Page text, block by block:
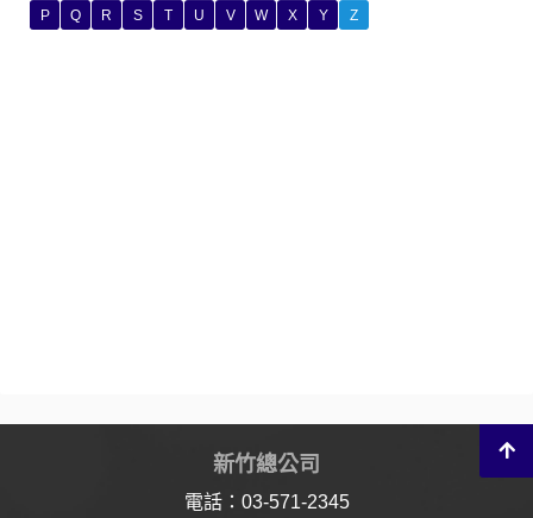
P
Q R S T U V W X Y Z
新竹總公司
電話：03-571-2345